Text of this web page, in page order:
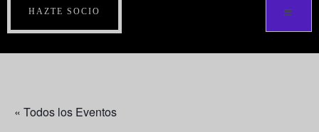
HAZTE SOCIO
« Todos los Eventos